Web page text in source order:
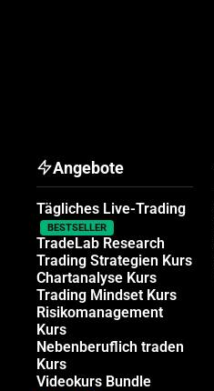
Angebote
Tägliches Live-Trading
BESTSELLER
TradeLab Research
Trading Strategien Kurs
Chartanalyse Kurs
Trading Mindset Kurs
Risikomanagement
Kurs
Nebenberuflich traden
Kurs
Videokurs Bundle